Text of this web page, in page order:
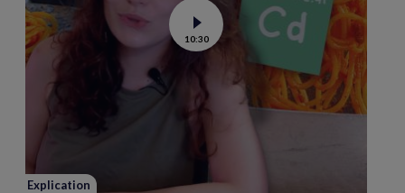
Voir
la
vidéo
au
cadmium :
ce
10:30
Explication